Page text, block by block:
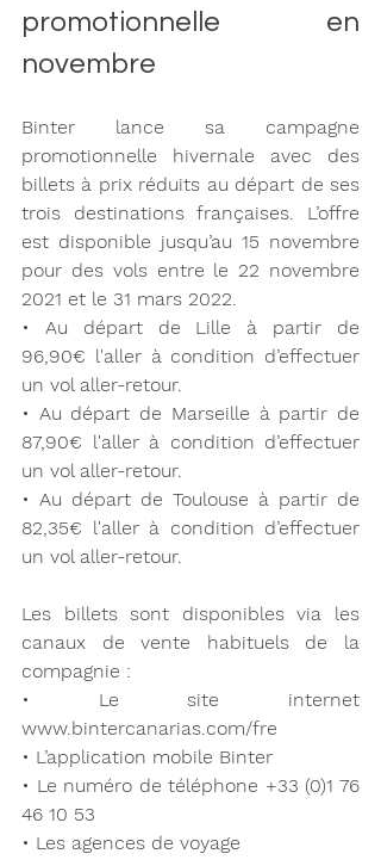
promotionnelle en
novembre
Binter lance sa campagne
promotionnelle hivernale avec des
billets à prix réduits au départ de ses
trois destinations françaises. L’offre
est disponible jusqu’au 15 novembre
pour des vols entre le 22 novembre
2021 et le 31 mars 2022.
• Au départ de Lille à partir de
96,90€ l'aller à condition d’effectuer
un vol aller-retour.
• Au départ de Marseille à partir de
87,90€ l'aller à condition d’effectuer
un vol aller-retour.
• Au départ de Toulouse à partir de
82,35€ l'aller à condition d’effectuer
un vol aller-retour.
Les billets sont disponibles via les
canaux de vente habituels de la
compagnie :
• Le site internet
www.bintercanarias.com/fre
• L’application mobile Binter
• Le numéro de téléphone +33 (0)1 76
46 10 53
• Les agences de voyage